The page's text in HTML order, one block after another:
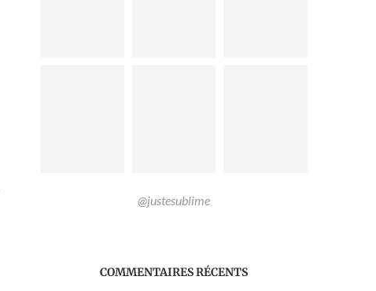
@justesublime
COMMENTAIRES RÉCENTS